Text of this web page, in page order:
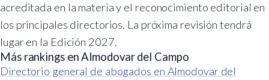
acreditada en la materia y el reconocimiento editorial en
los principales directorios. La próxima revisión tendrá
lugar en la Edición 2027.
Más rankings en Almodovar del Campo
Directorio general de abogados en Almodovar del